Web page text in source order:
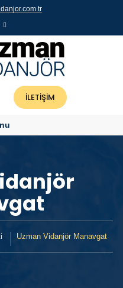
İLETİŞİM
Uzman Vidanjör Manavgat